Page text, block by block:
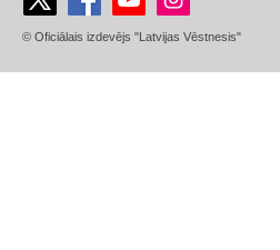
© Oficiālais izdevējs "Latvijas Vēstnesis"